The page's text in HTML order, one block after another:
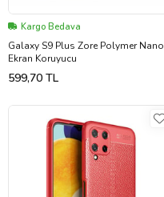
Kargo Bedava
Galaxy S9 Plus Zore Polymer Nano
Ekran Koruyucu
599,70 TL